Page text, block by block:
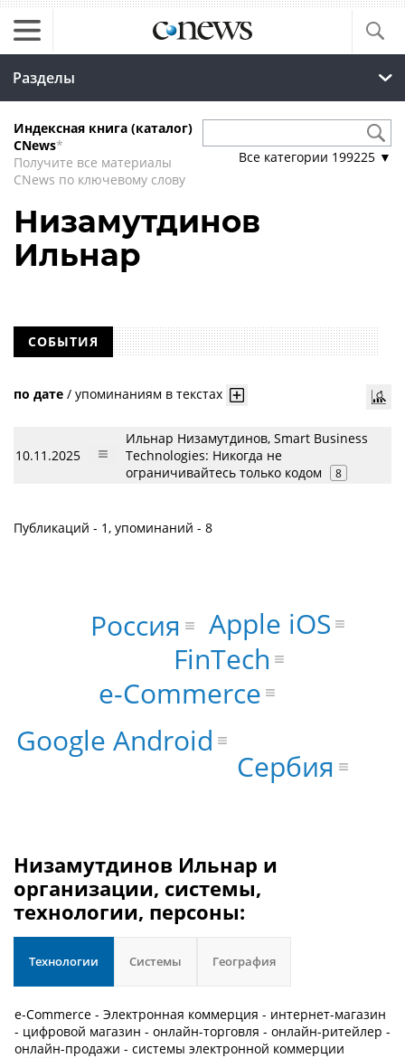
Разделы
Индексная книга (каталог)
CNews*
Получите все материалы
CNews по ключевому слову
Все категории 199225 ▼
Низамутдинов
Ильнар
СОБЫТИЯ
по дате / упоминаниям в текстах
10.11.2025
Ильнар Низамутдинов, Smart Business
Technologies: Никогда не
ограничивайтесь только кодом
8
Публикаций - 1, упоминаний - 8
e-Commerce
FinTech
Google Android
Apple iOS
Россия
Сербия
Низамутдинов Ильнар и
организации, системы,
технологии, персоны:
Технологии Системы География
e-Commerce - Электронная коммерция - интернет-магазин
- цифровой магазин - онлайн-торговля - онлайн-ритейлер -
онлайн-продажи - системы электронной коммерции